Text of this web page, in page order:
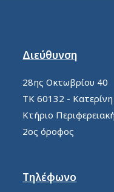
Διεύθυνση
28ης Οκτωβρίου 40
ΤΚ 60132 - Κατερίνη
Κτήριο
2ος όροφος
Τηλέφωνο